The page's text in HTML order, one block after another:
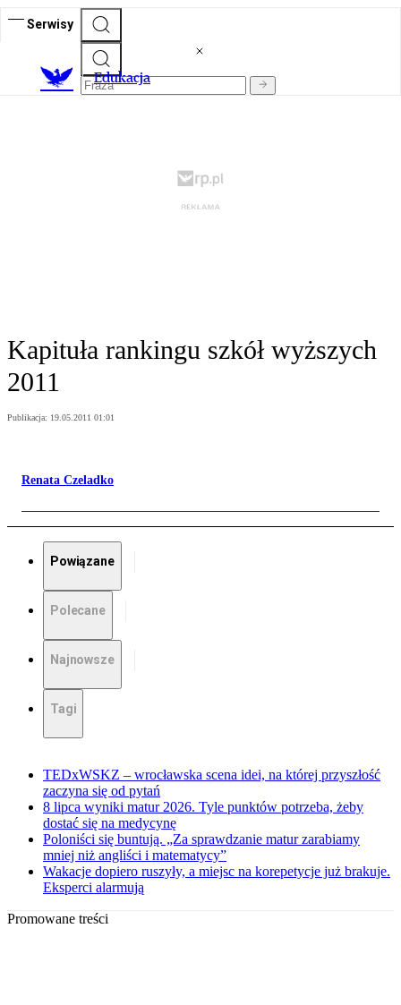
Serwisy
Edukacja
Kapituła rankingu szkół wyższych
2011
Publikacja: 19.05.2011 01:01
Renata Czeladko
Powiązane
Polecane
Najnowsze
Tagi
TEDxWSKZ – wrocławska scena idei, na której przyszłość
zaczyna się od pytań
8 lipca wyniki matur 2026. Tyle punktów potrzeba, żeby
dostać się na medycynę
Poloniści się buntują. „Za sprawdzanie matur zarabiamy
mniej niż angliści i matematycy”
Wakacje dopiero ruszyły, a miejsc na korepetycje już brakuje.
Eksperci alarmują
Promowane treści